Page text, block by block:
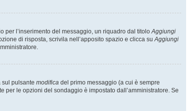
per l’inserimento del messaggio, un riquadro dal titoloAggiungi
di risposta, scrivila nell’apposito spazio e clicca suAggiungi
sul pulsante modifica del primo messaggio (a cui è sempre
per le opzioni del sondaggio è impostato dall’amministratore. Se